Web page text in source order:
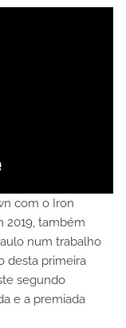
com o Iron
2019, também
num trabalho
desta primeira
segundo
e a premiada